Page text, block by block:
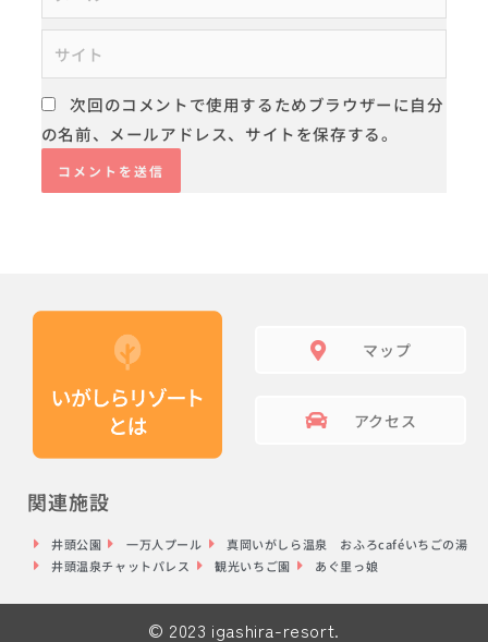
ー
*
イ
ト
次回のコメントで使用するためブラウザーに自分
の名前、メールアドレス、サイトを保存する。
マップ
アクセス
関連施設
井頭公園 一万人プール
真岡いがしら温泉 おふろcaféいちごの湯
井頭温泉チャットパレス
観光いちご園 あぐ里っ娘
© 2023 igashira-resort.